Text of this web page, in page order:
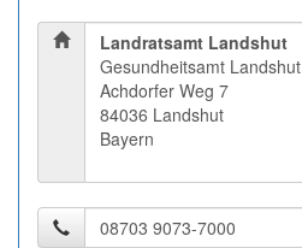
Landratsamt Landshut
Gesundheitsamt Landshut
Achdorfer Weg 7
84036 Landshut
Bayern